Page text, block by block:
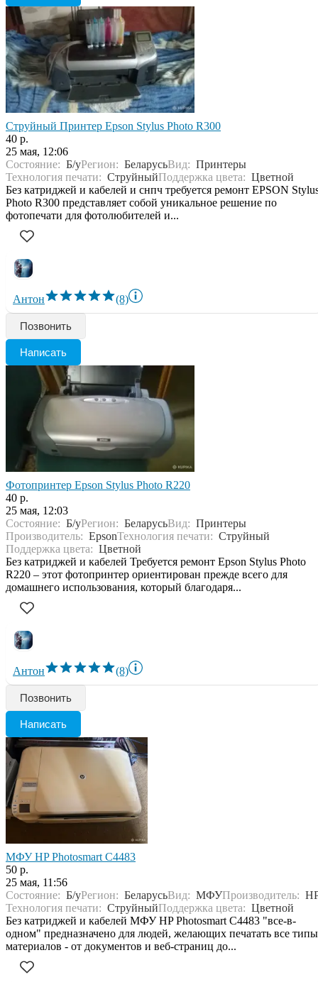
Струйный Принтер Epson Stylus Photo R300
40 р.
25 мая, 12:06
Состояние: Б/уРегион: БеларусьВид: Принтеры
Технология печати: СтруйныйПоддержка цвета: Цветной
Без катриджей и кабелей и снпч требуется ремонт EPSON
Photo R300 представляет собой уникальное решение по
фотопечати для фотолюбителей и...
Антон (8)
Позвонить
Написать
Фотопринтер Epson Stylus Photo R220
40 р.
25 мая, 12:03
Состояние: Б/уРегион: БеларусьВид: Принтеры
Производитель: EpsonТехнология печати: Струйный
Поддержка цвета: Цветной
Без катриджей и кабелей Требуется ремонт Epson Stylus Photo
R220 – этот фотопринтер ориентирован прежде всего для
домашнего использования, который благодаря...
Антон (8)
Позвонить
Написать
МФУ HP Photosmart C4483
50 р.
25 мая, 11:56
Состояние: Б/уРегион: БеларусьВид: МФУПроизводитель:
Технология печати: СтруйныйПоддержка цвета: Цветной
Без катриджей и кабелей МФУ HP Photosmart C4483 "все-в-
одном" предназначено для людей, желающих печатать все типы
материалов - от документов и веб-страниц до...